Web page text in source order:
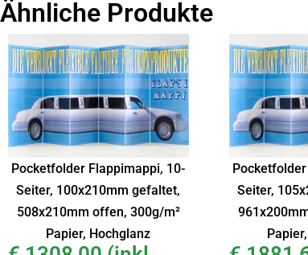
Ähnliche Produkte
Pocketfolder Flappimappi, 10-
Seiter, 100x210mm gefaltet,
508x210mm offen, 300g/m²
Papier, Hochglanz
Seiter,